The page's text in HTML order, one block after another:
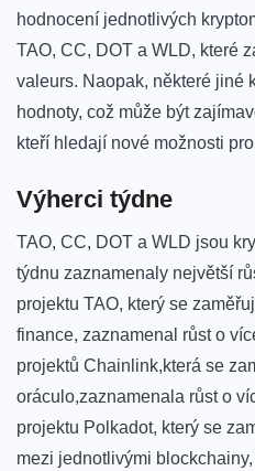
hodnocení jednotlivých
TAO, CC, DOT a WLD, ‍které
valeurs. Naopak,⁣ některé ⁣jiné
hodnoty, což ⁢může ‌být
kteří hledají nové možnosti
Výherci‌ týdne
TAO, CC, DOT a WLD‌ jsou
týdnu‌ zaznamenaly‌ největší⁣
projektu TAO, který⁤ se
finance, zaznamenal růst o
projektů Chainlink,která se
oráculo,zaznamenala růst o
projektu Polkadot, který se
mezi jednotlivými